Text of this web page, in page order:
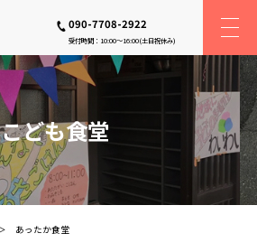
090-7708-2922
受付時間：10:00〜16:00(土日祝休み)
こども食堂
あったか食堂